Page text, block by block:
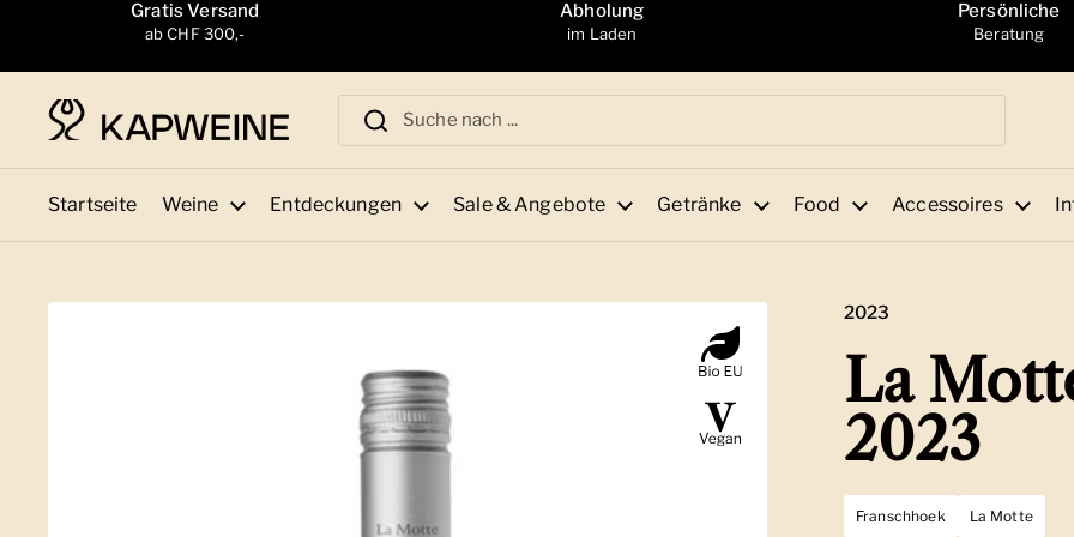
Zum Inhalt springenGratis Versand
ab CHF 300,-
Abholung
im Laden
Persönliche
Beratung
Startseite Weine Entdeckungen Sale & Angebote Getränke Food Accessoires
2023
La
2023
Franschhoek La Motte